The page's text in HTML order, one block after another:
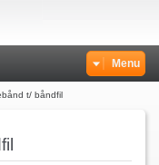
Menu
t/ båndfil